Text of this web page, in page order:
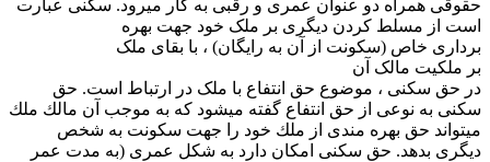
حقوقی همراه دو عنوان عمری و رقبی‌ به کار میرود. سکنی عبارت
است از مسلط کردن دیگرى بر ملک خود جهت بهره
برداری خاص (سکونت از آن به رایگان) ، با بقاى ملک
بر ملکیت مالک آن
در حق سکنی ، موضوع حق انتفاع با ملک در ارتباط است. حق
سكنی به نوعی از حق انتفاع گفته میشود كه به موجب آن مالك ملك
میتواند حق بهره مندی از ملك خود را جهت سكونت به شخص
ديگری بدهد. حق سکنی امکان دارد به شکل عمری (به مدت عمر